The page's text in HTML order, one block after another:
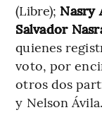
(Libre); Nasry
Salvador
quienes
voto, por
otros dos
y Nelson Ávila.